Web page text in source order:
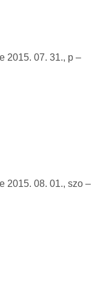
2015. 07. 31., p –
2015. 08. 01., szo –